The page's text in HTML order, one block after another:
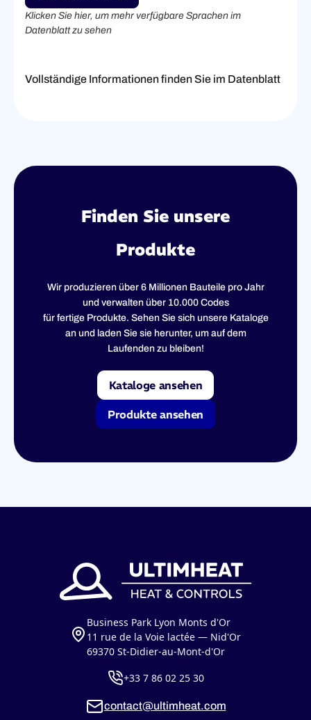
Klicken Sie hier, um mehr verfügbare Sprachen im
Datenblatt zu sehen
Vollständige Informationen finden Sie im Datenblatt
Finden Sie unsere
Produkte
Wir produzieren über 6 Millionen Bauteile pro Jahr
und verwalten über 10.000 Codes
für fertige Produkte. Sehen Sie sich unsere Kataloge
an und laden Sie sie herunter, um auf dem
Laufenden zu bleiben!
Kataloge ansehen
Produkte ansehen
Business Park Lyon Monts d'Or
11 rue de la Voie lactée — Nid'Or
69370 St-Didier-au-Mont-d'Or
+33 7 86 02 25 30
contact@ultimheat.com